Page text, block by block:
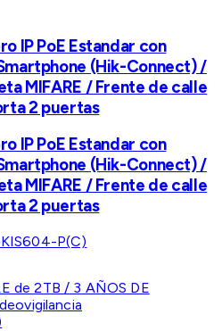
IP PoE Estandar con
(Hik-Connect) /
MIFARE / Frente de calle
2 puertas
IP PoE Estandar con
(Hik-Connect) /
MIFARE / Frente de calle
2 puertas
P(C)